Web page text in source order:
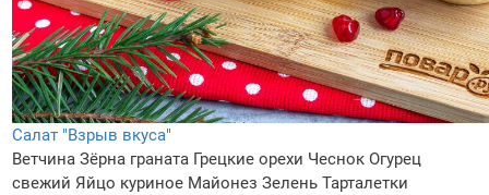
Салат "Взрыв вкуса"
Ветчина Зёрна граната Грецкие орехи Чеснок Огурец
свежий Яйцо куриное Майонез Зелень Тарталетки